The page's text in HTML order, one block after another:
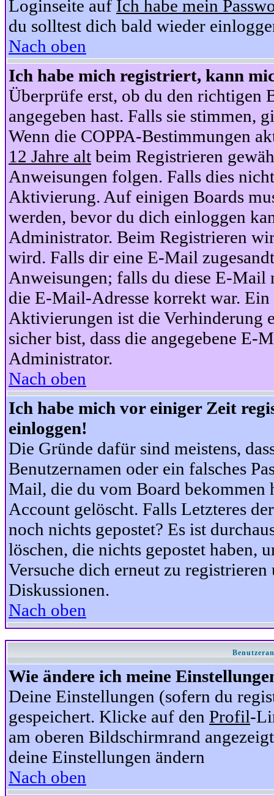
Loginseite auf Ich habe mein
du solltest dich bald wieder
Nach oben
Ich habe mich registriert, kann
Überprüfe erst, ob du den richtigen
angegeben hast. Falls sie stimmen,
Wenn die COPPA-Bestimmungen
12 Jahre alt beim Registrieren
Anweisungen folgen. Falls dies
Aktivierung. Auf einigen Boards
werden, bevor du dich einloggen
Administrator. Beim Registrieren
wird. Falls dir eine E-Mail
Anweisungen; falls du diese E-Mail
die E-Mail-Adresse korrekt war.
Aktivierungen ist die Verhinderung
sicher bist, dass die angegebene
Administrator.
Nach oben
Ich habe mich vor einiger Zeit
einloggen!
Die Gründe dafür sind meistens,
Benutzernamen oder ein falsches
Mail, die du vom Board bekommen
Account gelöscht. Falls Letzteres
noch nichts gepostet? Es ist
löschen, die nichts gepostet haben,
Versuche dich erneut zu
Diskussionen.
Nach oben
Wie ändere ich meine
Deine Einstellungen (sofern du
gespeichert. Klicke auf den Profil-
am oberen Bildschirmrand
deine Einstellungen ändern
Nach oben